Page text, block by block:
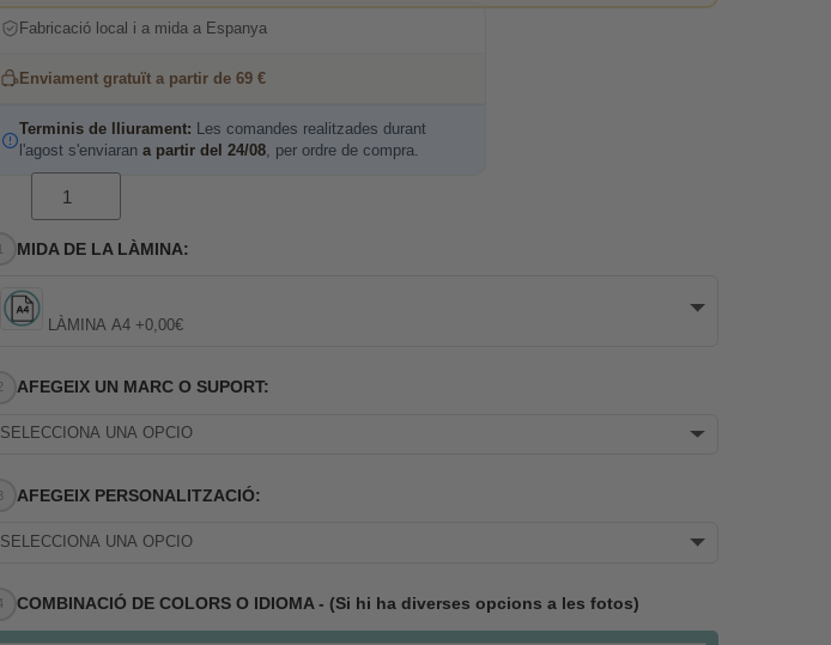
Fabricació local i a mida a Espanya
Enviament gratuït a partir de 69 €
Terminis de lliurament: Les comandes realitzades durant
l'agost s'enviaran a partir del 24/08, per ordre de compra.
MIDA DE LA LÀMINA:
LÀMINA A4 +0,00€
AFEGEIX UN MARC O SUPORT:
SELECCIONA UNA OPCIÓ
AFEGEIX PERSONALITZACIÓ:
SELECCIONA UNA OPCIÓ
COMBINACIÓ DE COLORS O IDIOMA - (Si hi ha diverses opcions a les fotos)